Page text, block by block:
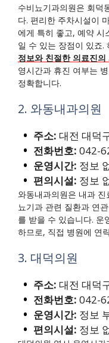
수비뇨기과의원은 회덕
다. 편리한 주차시설이
에게 특히 좋고, 예약 시
일 수 있는 장점이 있죠.
정보와 친절한 의료진
영시간과 휴진 여부는
정확합니다.
2. 와동내과의원
주소: 대전 대덕
전화번호: 042-
운영시간: 정보
편의시설: 정보
와동내과의원은 내과
뇨기과 관련 질환과 연
를 받을 수 있습니다. 운
하므로, 직접 병원에 연
3. 대덕의원
주소: 대전 대덕
전화번호: 042-
운영시간: 정보
편의시설: 정보